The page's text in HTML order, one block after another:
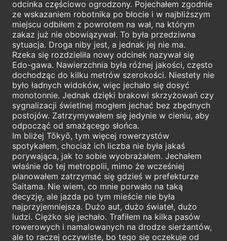
odcinka częściowo ogrodzony. Pojechałem zgodnie
ze wskazaniem robotnika po błocie i w najbliższym
miejscu odbiłem z powrotem na wał, na którym
zakaz już nie obowiązywał. To była przedziwna
sytuacja. Droga niby jest, a jednak jej nie ma.
Rzeka się rozdzieliła nowy odcinek nazywał się
Edo-gawa. Nawierzchnia była różnej jakości, często
dochodząc do kilku metrów szerokości. Niestety nie
było ładnych widoków, więc jechało się dosyć
monotonnie. Jednak dzięki brakowi skrzyżowań czy
sygnalizacji świetlnej mogłem jechać bez zbędnych
postojów. Zatrzymywałem się jedynie w cieniu, aby
odpocząć od smażącego słońca.
Im bliżej Tōkyō, tym więcej rowerzystów
spotykałem, chociaż ich liczba nie była jakaś
porywająca, jak to sobie wyobrażałem. Jechałem
właśnie do tej metropolii, mimo że wcześniej
planowałem zatrzymać się gdzieś w prefekturze
Saitama. Nie wiem, co mnie porwało na taką
decyzję, ale jazda po tym mieście nie była
najprzyjemniejsza. Dużo aut, dużo świateł, dużo
ludzi. Ciężko się jechało. Trafiłem na kilka pasów
rowerowych i namalowanych na drodze sierżantów,
ale to raczej oczywiste, bo tego się oczekuje od